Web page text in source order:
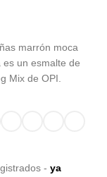
marrón moca
un esmalte de
Mix de OPI.
- ya